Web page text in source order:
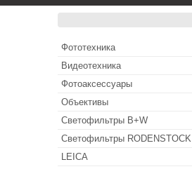
Фототехника
Видеотехника
Фотоаксессуары
Объективы
Светофильтры B+W
Светофильтры RODENSTOCK
LEICA